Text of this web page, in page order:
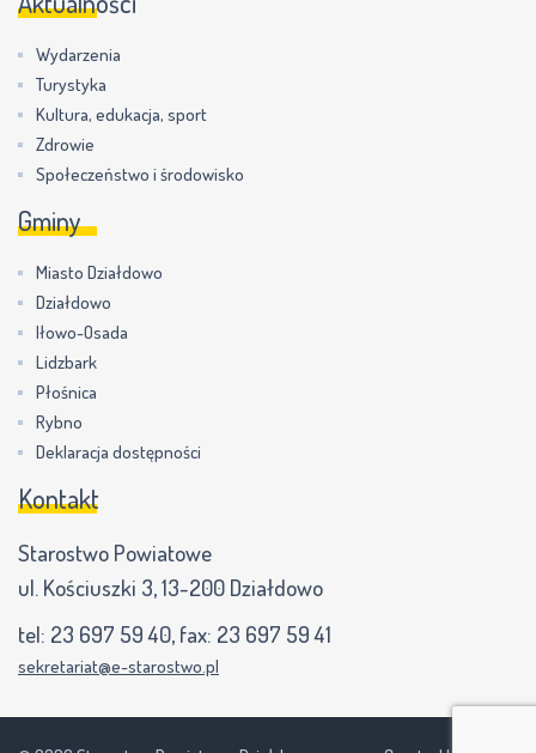
Wydarzenia
Turystyka
Kultura, edukacja, sport
Zdrowie
Społeczeństwo i środowisko
Gminy
Miasto Działdowo
Działdowo
Iłowo-Osada
Lidzbark
Płośnica
Rybno
Deklaracja dostępności
Kontakt
Starostwo Powiatowe
ul. Kościuszki 3, 13-200 Działdowo
tel: 23 697 59 40, fax: 23 697 59 41
sekretariat@e-starostwo.pl